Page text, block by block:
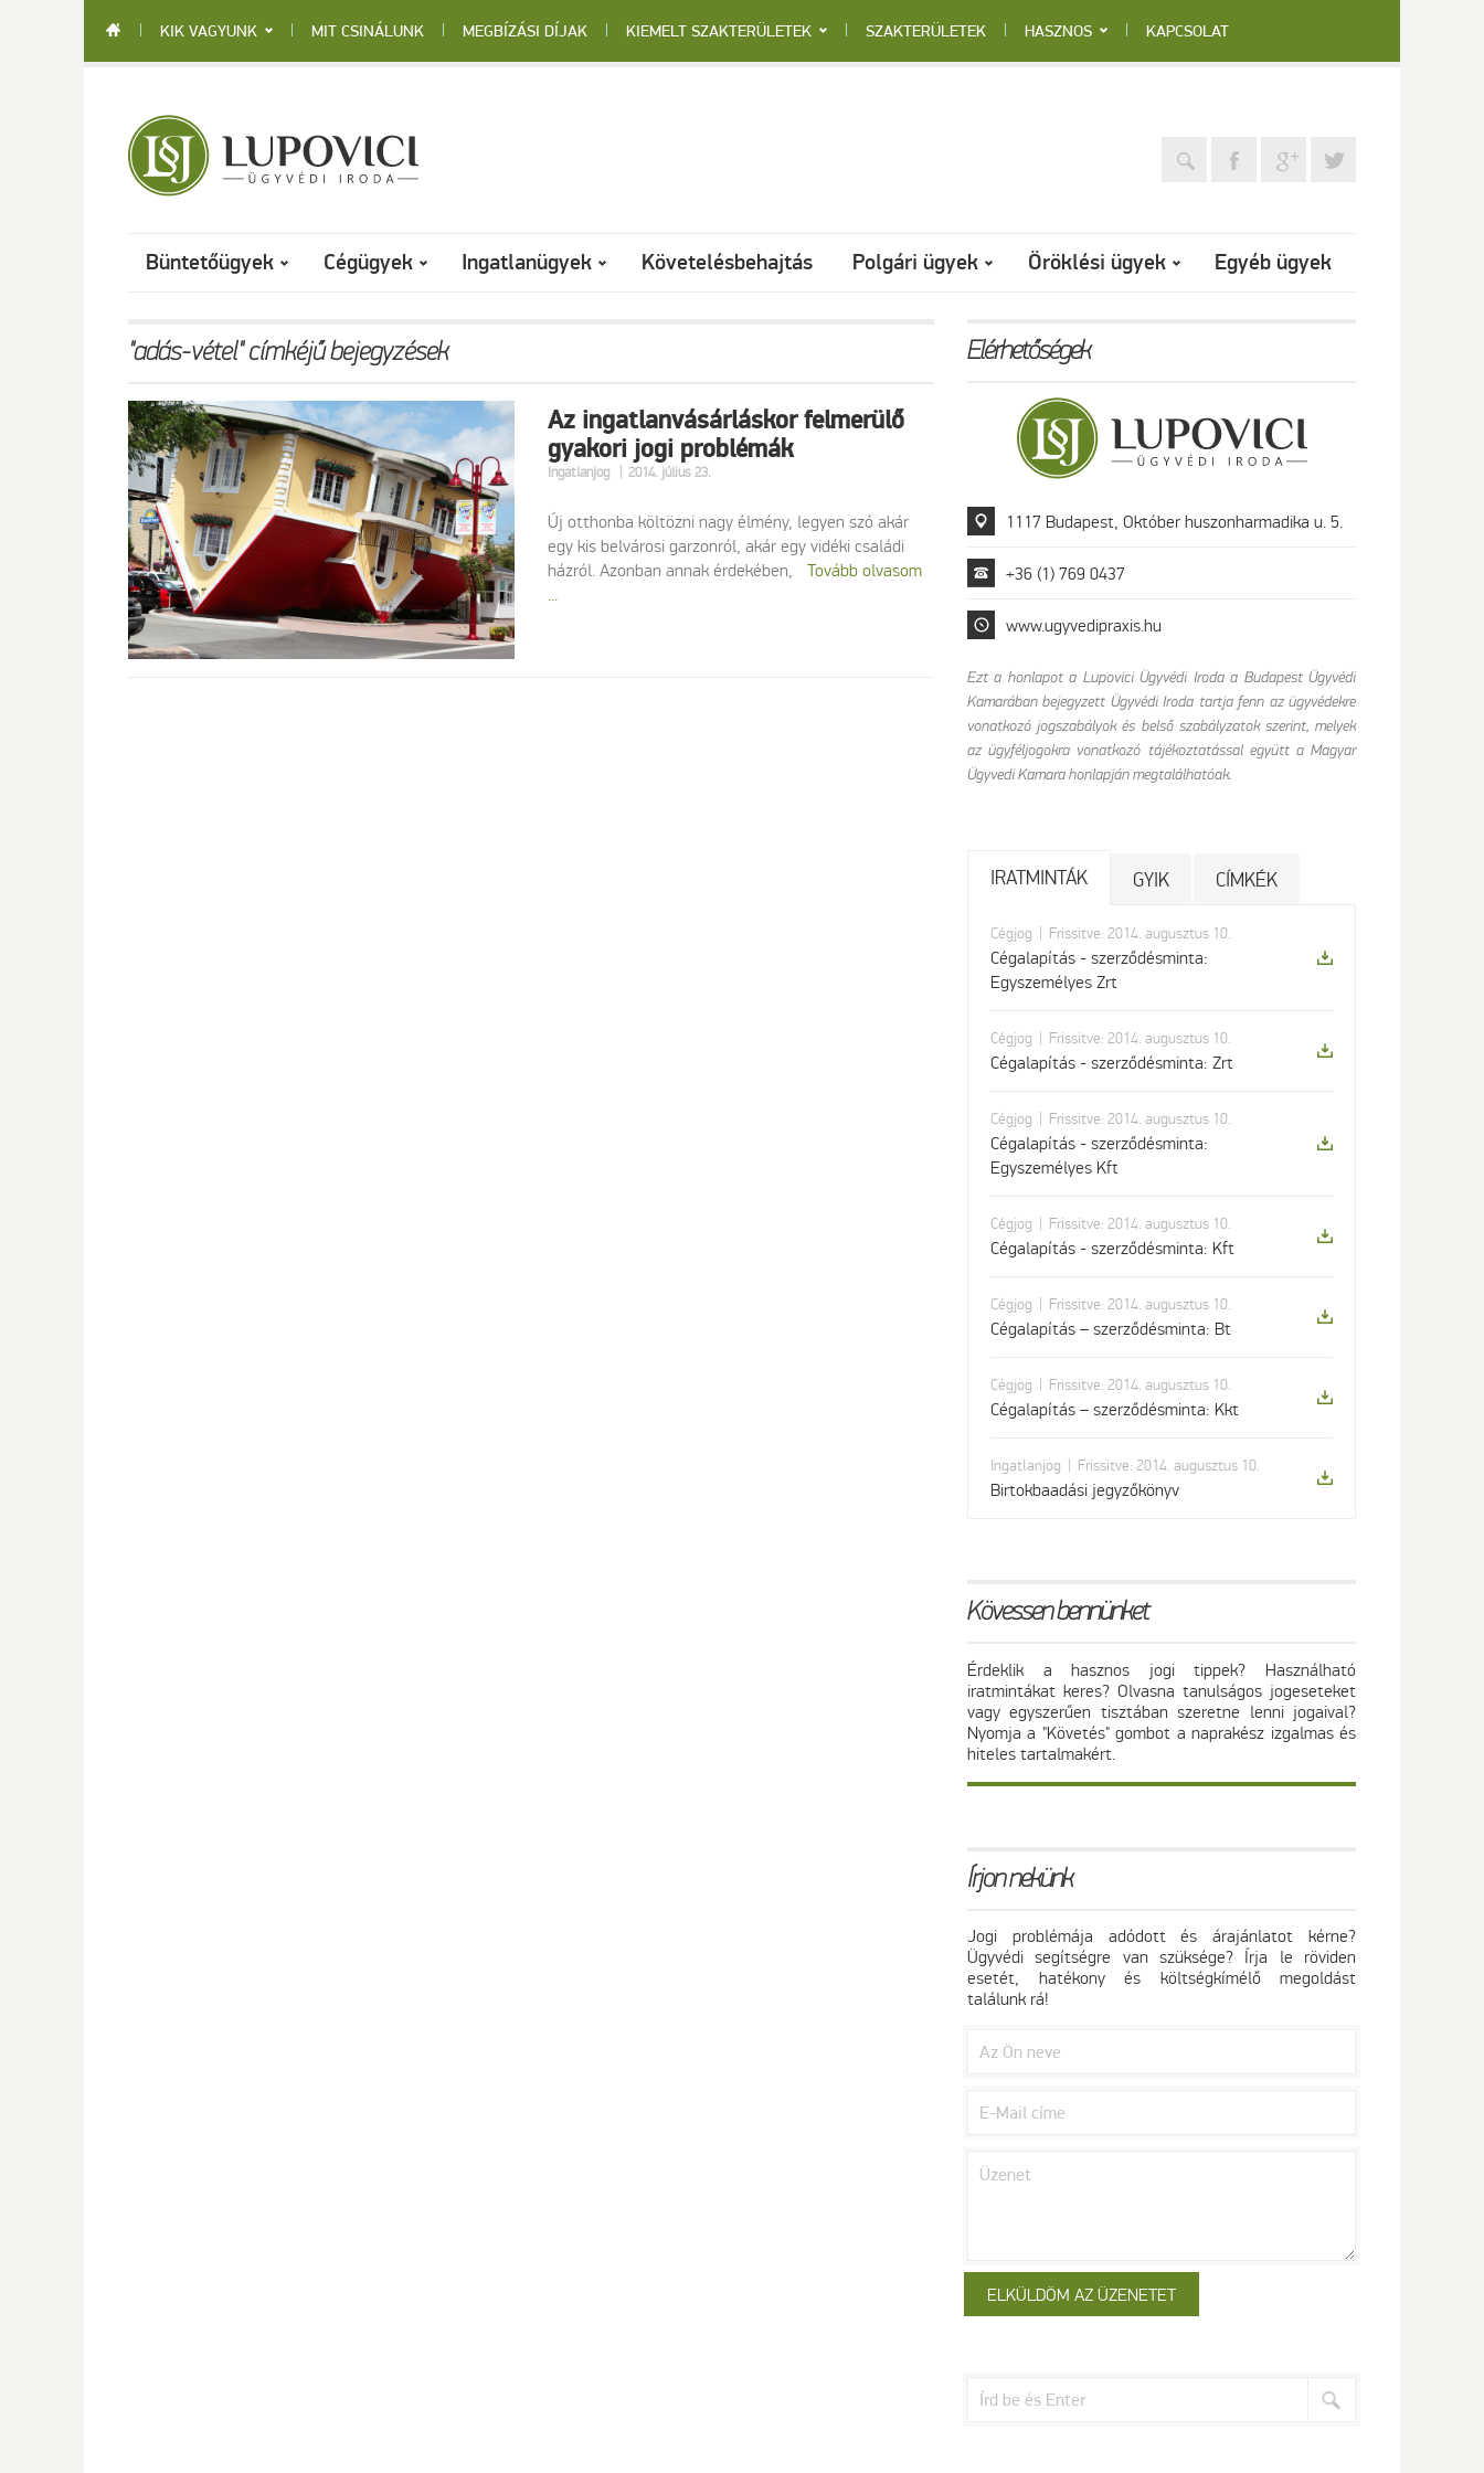
KIK VAGYUNK MIT CSINÁLUNK MEGBÍZÁSI DÍJAK KIEMELT SZAKTERÜLETEK SZAKTERÜLETEK HASZNOS KAPCSOLAT
Büntetőügyek Cégügyek Ingatlanügyek Követelésbehajtás Polgári ügyek Öröklési ügyek Egyéb ügyek
"adás-vétel" címkéjű bejegyzések
Az ingatlanvásárláskor felmerülő
gyakori jogi problémák
Ingatlanjog 2014. július 23.
Új otthonba költözni nagy élmény, legyen szó akár
egy kis belvárosi garzonról, akár egy vidéki családi
házról. Azonban annak érdekében,
Tovább olvasom
...
Elérhetőségek
1117 Budapest, Október huszonharmadika u. 5.
+36 (1) 769 0437
www.ugyvedipraxis.hu
Ezt a honlapot a Lupovici Ügyvédi Iroda a Budapest Ügyvédi
Kamarában bejegyzett Ügyvédi Iroda tartja fenn az ügyvédekre
vonatkozó jogszabályok és belső szabályzatok szerint, melyek
az ügyféljogokra vonatkozó tájékoztatással együtt a Magyar
Ügyvedi Kamara honlapján megtalálhatóak.
IRATMINTÁK GYIK CÍMKÉK
Cégjog | Frissitve: 2014. augusztus 10.
Cégalapítás - szerződésminta:
Egyszemélyes Zrt
Cégjog | Frissitve: 2014. augusztus 10.
Cégalapítás - szerződésminta: Zrt
Cégjog | Frissitve: 2014. augusztus 10.
Cégalapítás - szerződésminta:
Egyszemélyes Kft
Cégjog | Frissitve: 2014. augusztus 10.
Cégalapítás - szerződésminta: Kft
Cégjog | Frissitve: 2014. augusztus 10.
Cégalapítás – szerződésminta: Bt
Cégjog | Frissitve: 2014. augusztus 10.
Cégalapítás – szerződésminta: Kkt
Ingatlanjog | Frissitve: 2014. augusztus 10.
Birtokbaadási jegyzőkönyv
Kövessen bennünket
Érdeklik a hasznos jogi tippek? Használható
iratmintákat keres? Olvasna tanulságos jogeseteket
vagy egyszerűen tisztában szeretne lenni jogaival?
Nyomja a "Követés" gombot a naprakész izgalmas és
hiteles tartalmakért.
Írjon nekünk
Jogi problémája adódott és árajánlatot kérne?
Ügyvédi segítségre van szüksége? Írja le röviden
esetét, hatékony és költségkímélő megoldást
találunk rá!
Search
for: